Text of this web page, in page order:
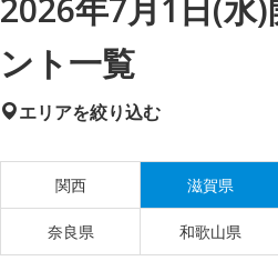
2026年7月1日(水
ント一覧
エリアを絞り込む
関西 滋賀県
奈良県 和歌山県